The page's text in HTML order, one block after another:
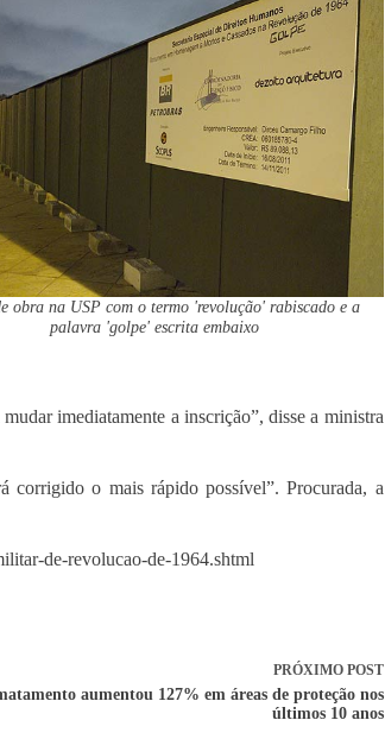
obra na USP com o termo 'revolução' rabiscado e a
palavra 'golpe' escrita embaixo
imediatamente a inscrição”, disse a ministra
o mais rápido possível”. Procurada, a
de-revolucao-de-1964.shtml
PRÓXIMO POST
aumentou 127% em áreas de proteção nos
últimos 10 anos